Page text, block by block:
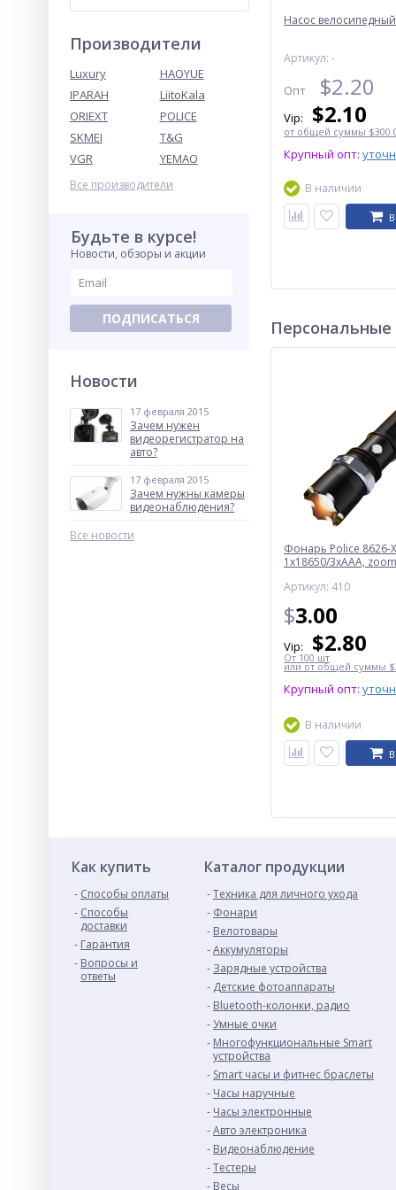
Производители
Luxury
HAOYUE
IPARAH
LiitoKala
ORIEXT
POLICE
SKMEI
T&G
VGR
YEMAO
Все производители
Будьте в курсе!
Новости, обзоры и акции
ПОДПИСАТЬСЯ
Новости
17 февраля 2015
Зачем нужен
видеорегистратор на
авто?
17 февраля 2015
Зачем нужны камеры
видеонаблюдения?
Все новости
Насос велосипедный
Артикул: -
Опт $2.20
Vip: $2.10
от общей суммы
Крупный опт:
В наличии
Фонарь Police 8626-
1х18650/3xAAA,
Артикул: 410
$3.00
Vip: $2.80
От 100 шт
или от общей суммы
Крупный опт:
В наличии
Как купить
Способы оплаты
Способы
доставки
Гарантия
Вопросы и
ответы
Каталог продукции
Техника для личного ухода
Фонари
Велотовары
Аккумуляторы
Зарядные устройства
Детские фотоаппараты
Bluetooth-колонки, радио
Умные очки
Многофункциональные Smart
устройства
Smart часы и фитнес браслеты
Часы наручные
Часы электронные
Авто электроника
Видеонаблюдение
Тестеры
Весы